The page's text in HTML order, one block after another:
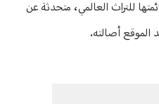
للتراث العالمي، متحدثة عن
أصالته.